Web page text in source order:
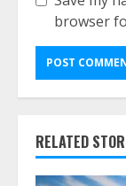
browser
RELATED